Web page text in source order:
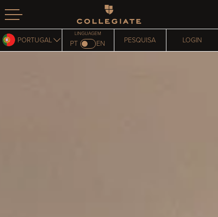
Homepage
PORTUGAL PT
LINGUAGEM
EN PESQUISA LOGIN